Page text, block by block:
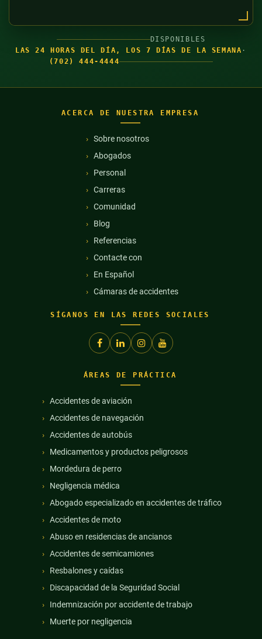
DISPONIBLES
LAS 24 HORAS DEL DÍA, LOS 7 DÍAS DE LA SEMANA ·
(702) 444-4444
ACERCA DE NUESTRA EMPRESA
Sobre nosotros
Abogados
Personal
Carreras
Comunidad
Blog
Referencias
Contacte con
En Español
Cámaras de accidentes
SÍGANOS EN LAS REDES SOCIALES
ÁREAS DE PRÁCTICA
Accidentes de aviación
Accidentes de navegación
Accidentes de autobús
Medicamentos y productos peligrosos
Mordedura de perro
Negligencia médica
Abogado especializado en accidentes de tráfico
Accidentes de moto
Abuso en residencias de ancianos
Accidentes de semicamiones
Resbalones y caídas
Discapacidad de la Seguridad Social
Indemnización por accidente de trabajo
Muerte por negligencia